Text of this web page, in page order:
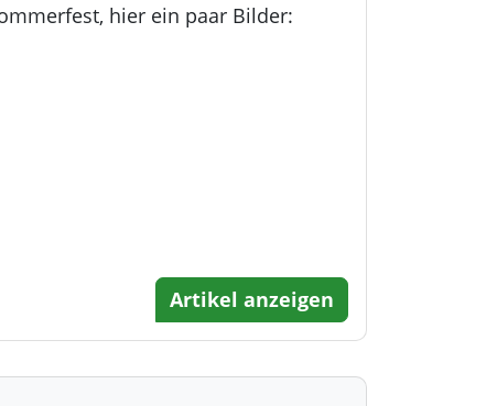
hier ein paar Bilder:
Artikel anzeigen